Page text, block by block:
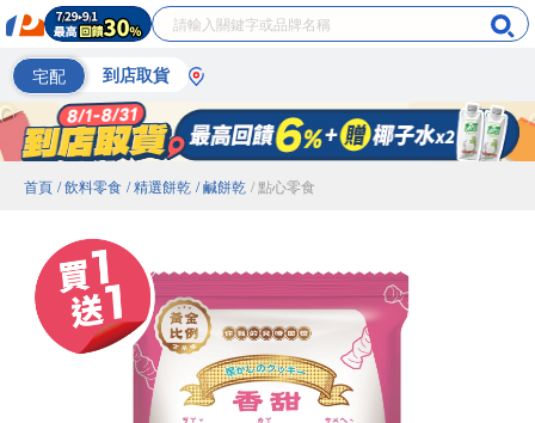
宅配 到店取貨
首頁 / 飲料零食 / 精選餅乾 / 鹹餅乾 / 點心零食